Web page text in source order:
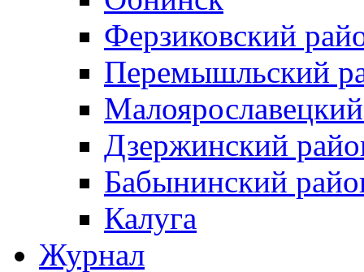
Ферзиковский
Перемышльский
Дзержинский
Бабынинский
Калуга
Журнал